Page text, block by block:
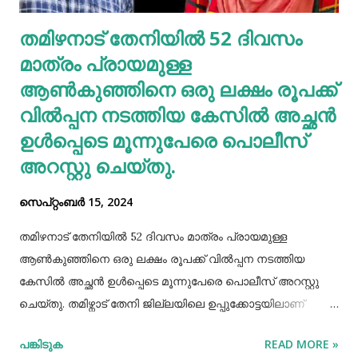
അത്യാവശ്യം. അല്ലെങ്കില്‍ ഇത് മുടിവളര്‍ച്ചയെ
തടസപ്പെടുത്തും. നല്ല ഭക്ഷണം, വെള്ളം കുടിയ്ക്കുക, നല്ല
ഉറക്കം എന്നിവ മു...
തമിഴനാട് തേനിയില്‍ 52 ദിവസം
മാത്രം പ്രായമുള്ള
ആണ്‍കുഞ്ഞിനെ ഒരു ലക്ഷം രൂപക്ക്
വില്‍പ്പന നടത്തിയ കേസില്‍ അച്ഛൻ
ഉള്‍പ്പെടെ മൂന്നുപേരെ പൊലീസ്
അറസ്റ്റു ചെയ്തു.
സെപ്റ്റംബർ 15, 2024
തമിഴനാട് തേനിയില്‍ 52 ദിവസം മാത്രം പ്രായമുള്ള
ആണ്‍കുഞ്ഞിനെ ഒരു ലക്ഷം രൂപക്ക് വില്‍പ്പന നടത്തിയ
കേസില്‍ അച്ഛൻ ഉള്‍പ്പെടെ മൂന്നുപേരെ പൊലീസ് അറസ്റ്റു
ചെയ്തു. തമിഴ്നാട് തേനി ജില്ലയിലെ ഉപ്പുക്കോട്ടയിലാണ്
സ്വദേശികളായ ദമ്ബതികളുമാണ് അറസ്റ്റിലായത്. തേനി
പങ്കിടുക READ MORE »